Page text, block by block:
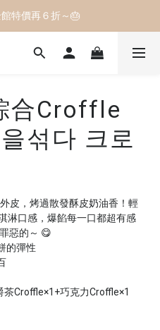
特價再６折～🎂
宅配到府最方便 ❤️
特價再６折～🎂
合Croffle
섞다 크로
皮，烤過散發酥皮奶油香！輕
淋口感，爆餡每一口都超有感
惡的～ 😋
的彈性
Croffle×1+巧克力Croffle×1